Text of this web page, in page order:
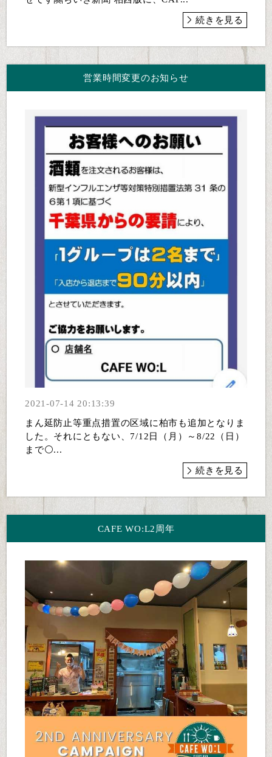
続きを見る
営業時間変更のお知らせ
2021-07-14 20:13:39
まん延防止等重点措置の区域に柏市も追加となりま
した。それにともない、7/12日（月）～8/22（日）
まで⚪...
続きを見る
CAFE WO:L2周年